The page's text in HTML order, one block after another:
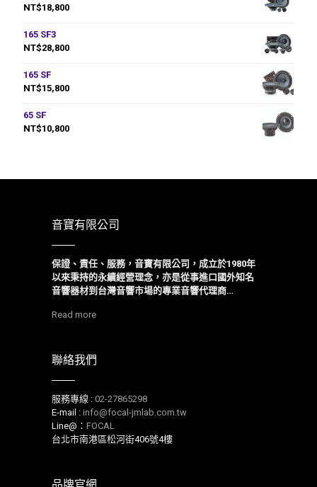
NT$18,800
165 SF3
NT$28,800
165 SF
NT$15,800
65 SF
NT$10,800
音寶有限公司
保證、責任、服務，音寶有限公司，成立於1980年
以來秉持的永續經營理念，亦是從事進口國外知名
音響器材到台灣音響市場的專業音響代理商…
Read more
聯絡我們
服務專線 : 02-27865298
E-mail : info@focal-jmlab.com.tw
Line@： FOCAL
台北市南港區松河街406號4樓